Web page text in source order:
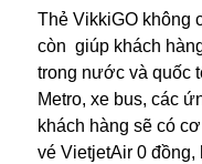
Thẻ VikkiGO không
còn giúp khách
trong nước và quốc
Metro, xe bus, các
khách hàng sẽ có
vé VietjetAir 0 đồng,